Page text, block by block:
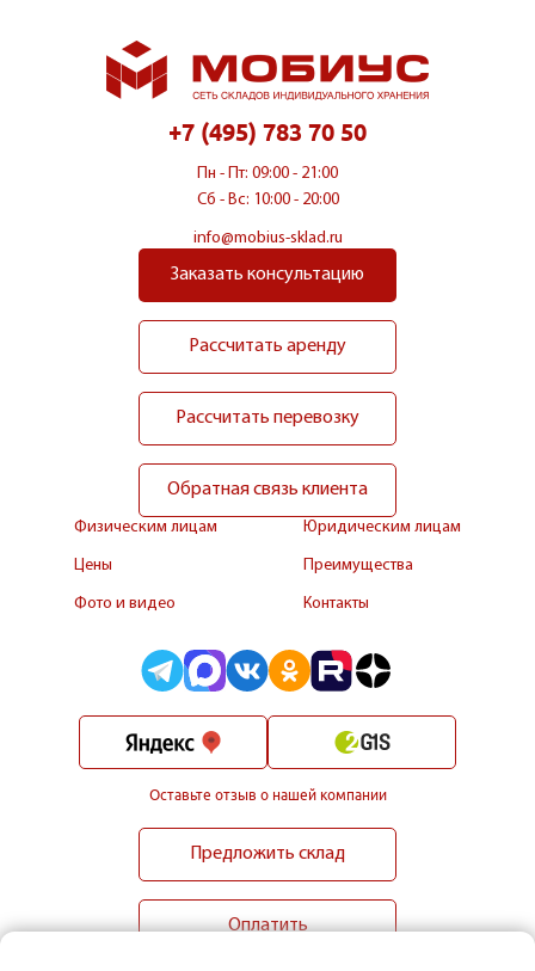
+7 (495) 783 70 50
Пн - Пт: 09:00 - 21:00
Сб - Вс: 10:00 - 20:00
info@mobius-sklad.ru
Физическим лицам Юридическим лицам
Цены Преимущества
Фото и видео Контакты
Оставьте отзыв о нашей компании
Предложить склад
Оплатить
Заказать консультацию
Рассчитать аренду
Рассчитать перевозку
Обратная связь клиента